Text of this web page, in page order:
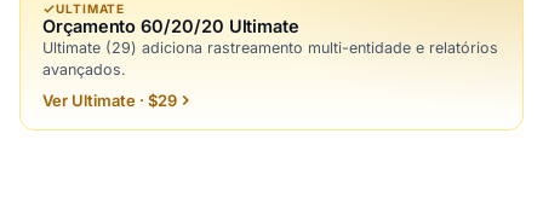
ULTIMATE
Orçamento 60/20/20 Ultimate
Ultimate (29) adiciona rastreamento multi-entidade e relatórios
avançados.
Ver Ultimate · $29